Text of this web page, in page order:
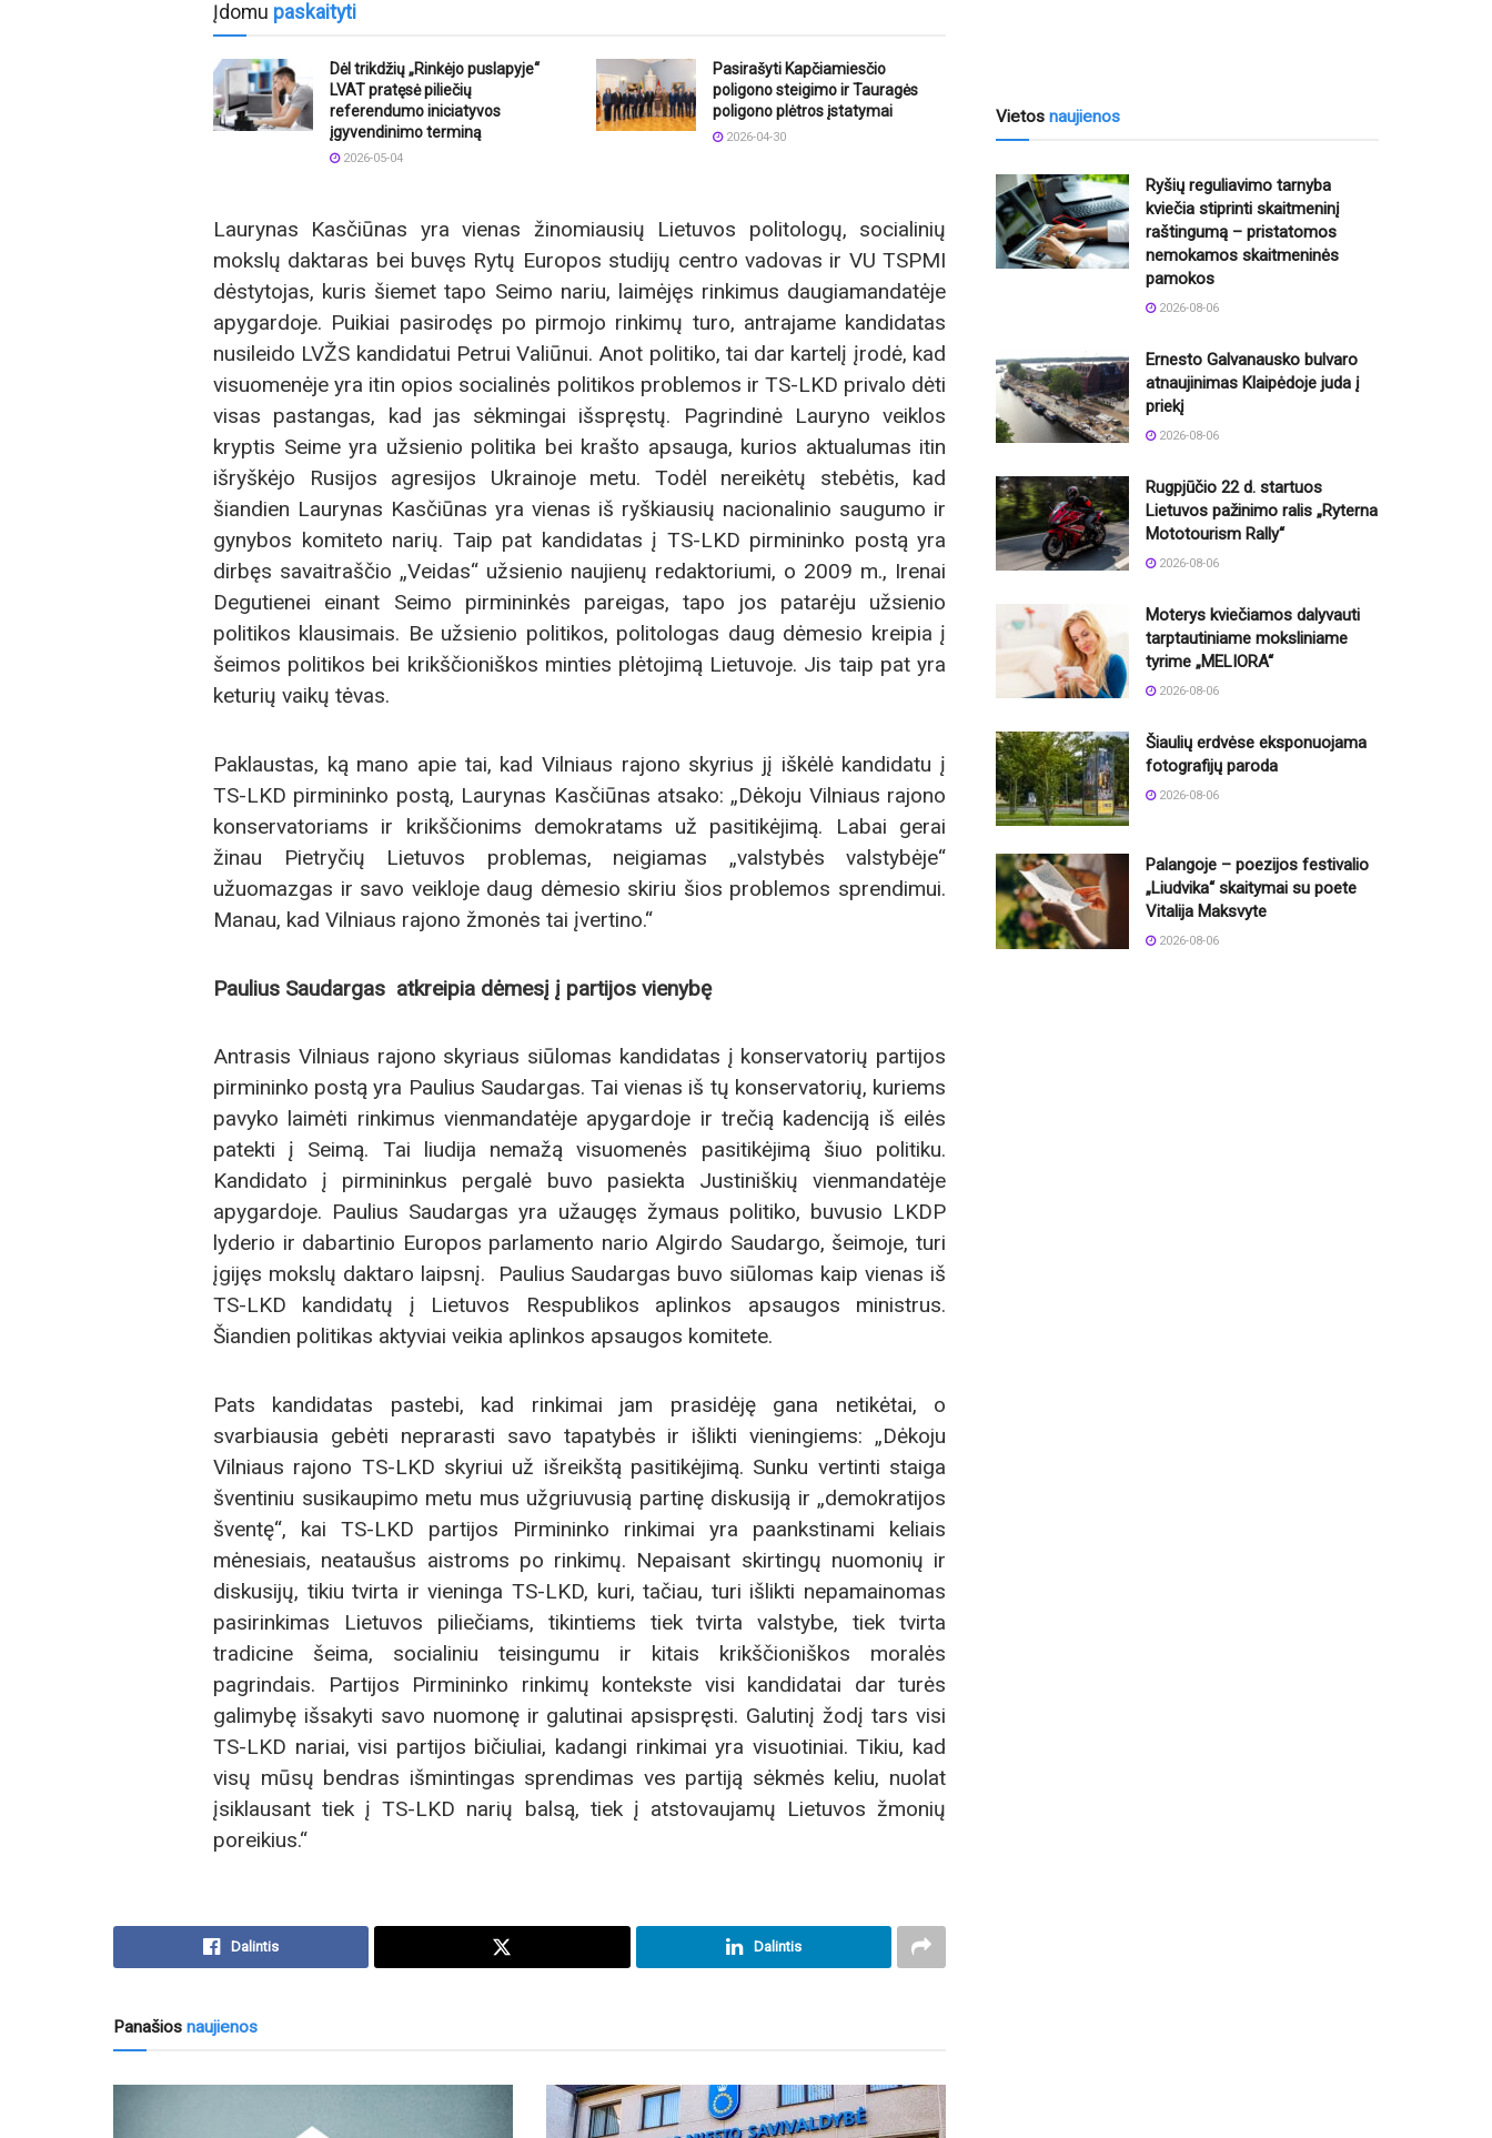
Įdomu paskaityti
Dėl trikdžių „Rinkėjo puslapyje“
LVAT pratęsė piliečių
referendumo iniciatyvos
įgyvendinimo terminą
2026-05-04
Pasirašyti Kapčiamiesčio
poligono steigimo ir Tauragės
poligono plėtros įstatymai
2026-04-30
Laurynas Kasčiūnas yra vienas žinomiausių Lietuvos politologų, socialinių
mokslų daktaras bei buvęs Rytų Europos studijų centro vadovas ir VU TSPMI
dėstytojas, kuris šiemet tapo Seimo nariu, laimėjęs rinkimus daugiamandatėje
apygardoje. Puikiai pasirodęs po pirmojo rinkimų turo, antrajame kandidatas
nusileido LVŽS kandidatui Petrui Valiūnui. Anot politiko, tai dar kartelį įrodė, kad
visuomenėje yra itin opios socialinės politikos problemos ir TS-LKD privalo dėti
visas pastangas, kad jas sėkmingai išspręstų. Pagrindinė Lauryno veiklos
kryptis Seime yra užsienio politika bei krašto apsauga, kurios aktualumas itin
išryškėjo Rusijos agresijos Ukrainoje metu. Todėl nereikėtų stebėtis, kad
šiandien Laurynas Kasčiūnas yra vienas iš ryškiausių nacionalinio saugumo ir
gynybos komiteto narių. Taip pat kandidatas į TS-LKD pirmininko postą yra
dirbęs savaitraščio „Veidas“ užsienio naujienų redaktoriumi, o 2009 m., Irenai
Degutienei einant Seimo pirmininkės pareigas, tapo jos patarėju užsienio
politikos klausimais. Be užsienio politikos, politologas daug dėmesio kreipia į
šeimos politikos bei krikščioniškos minties plėtojimą Lietuvoje. Jis taip pat yra
keturių vaikų tėvas.
Paklaustas, ką mano apie tai, kad Vilniaus rajono skyrius jį iškėlė kandidatu į
TS-LKD pirmininko postą, Laurynas Kasčiūnas atsako: „Dėkoju Vilniaus rajono
konservatoriams ir krikščionims demokratams už pasitikėjimą. Labai gerai
žinau Pietryčių Lietuvos problemas, neigiamas „valstybės valstybėje“
užuomazgas ir savo veikloje daug dėmesio skiriu šios problemos sprendimui.
Manau, kad Vilniaus rajono žmonės tai įvertino.“
Paulius Saudargas atkreipia dėmesį į partijos vienybę
Antrasis Vilniaus rajono skyriaus siūlomas kandidatas į konservatorių partijos
pirmininko postą yra Paulius Saudargas. Tai vienas iš tų konservatorių, kuriems
pavyko laimėti rinkimus vienmandatėje apygardoje ir trečią kadenciją iš eilės
patekti į Seimą. Tai liudija nemažą visuomenės pasitikėjimą šiuo politiku.
Kandidato į pirmininkus pergalė buvo pasiekta Justiniškių vienmandatėje
apygardoje. Paulius Saudargas yra užaugęs žymaus politiko, buvusio LKDP
lyderio ir dabartinio Europos parlamento nario Algirdo Saudargo, šeimoje, turi
įgijęs mokslų daktaro laipsnį. Paulius Saudargas buvo siūlomas kaip vienas iš
TS-LKD kandidatų į Lietuvos Respublikos aplinkos apsaugos ministrus.
Šiandien politikas aktyviai veikia aplinkos apsaugos komitete.
Pats kandidatas pastebi, kad rinkimai jam prasidėję gana netikėtai, o
svarbiausia gebėti neprarasti savo tapatybės ir išlikti vieningiems: „Dėkoju
Vilniaus rajono TS-LKD skyriui už išreikštą pasitikėjimą. Sunku vertinti staiga
šventiniu susikaupimo metu mus užgriuvusią partinę diskusiją ir „demokratijos
šventę“, kai TS-LKD partijos Pirmininko rinkimai yra paankstinami keliais
mėnesiais, neataušus aistroms po rinkimų. Nepaisant skirtingų nuomonių ir
diskusijų, tikiu tvirta ir vieninga TS-LKD, kuri, tačiau, turi išlikti nepamainomas
pasirinkimas Lietuvos piliečiams, tikintiems tiek tvirta valstybe, tiek tvirta
tradicine šeima, socialiniu teisingumu ir kitais krikščioniškos moralės
pagrindais. Partijos Pirmininko rinkimų kontekste visi kandidatai dar turės
galimybę išsakyti savo nuomonę ir galutinai apsispręsti. Galutinį žodį tars visi
TS-LKD nariai, visi partijos bičiuliai, kadangi rinkimai yra visuotiniai. Tikiu, kad
visų mūsų bendras išmintingas sprendimas ves partiją sėkmės keliu, nuolat
įsiklausant tiek į TS-LKD narių balsą, tiek į atstovaujamų Lietuvos žmonių
poreikius.“
Dalintis Dalintis
Panašios naujienos
Vietos naujienos
Ryšių reguliavimo tarnyba
kviečia stiprinti skaitmeninį
raštingumą – pristatomos
nemokamos skaitmeninės
pamokos
2026-08-06
Ernesto Galvanausko bulvaro
atnaujinimas Klaipėdoje juda į
priekį
2026-08-06
Rugpjūčio 22 d. startuos
Lietuvos pažinimo ralis „Ryterna
Mototourism Rally“
2026-08-06
Moterys kviečiamos dalyvauti
tarptautiniame moksliniame
tyrime „MELIORA“
2026-08-06
Šiaulių erdvėse eksponuojama
fotografijų paroda
2026-08-06
Palangoje – poezijos festivalio
„Liudvika“ skaitymai su poete
Vitalija Maksvyte
2026-08-06